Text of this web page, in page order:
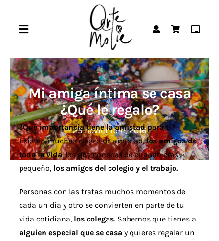
contenidoToggle
Inicio
Abanicos
Fundas de guitarra
Agendas
Outlet
Detalles
Mi amiga íntima se casa
¿Qué le regalo?
25 noviembre, 2016
¿Qué importancia tiene la amistad para ti?
Existen muchas clases de amistad,los amigos de
toda la vida, los que conoces de cuando eras
pequeño, los amigos del colegio y el trabajo.
Personas con las tratas muchos momentos de
cada un día y otro se convierten en parte de tu
vida cotidiana, los colegas.Sabemos que tienes a
alguien especial que se casa y quieres regalar un